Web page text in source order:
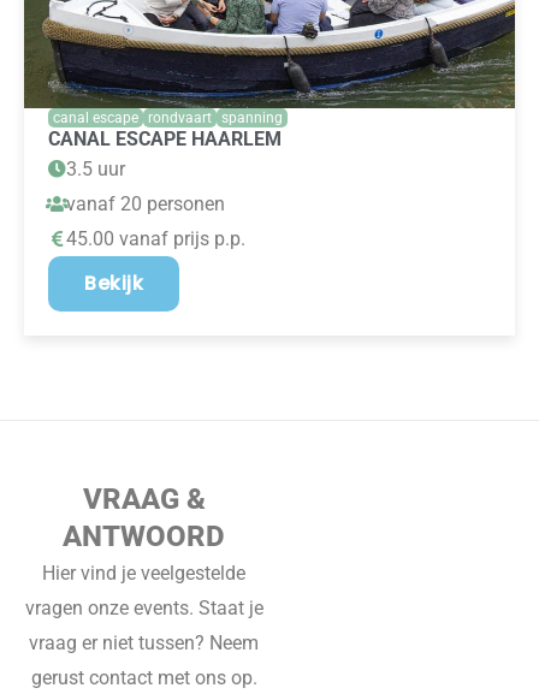
canal escape rondvaart spanning
CANAL ESCAPE HAARLEM
3.5 uur
vanaf 20 personen
45.00 vanaf prijs p.p.
Bekijk
VRAAG &
ANTWOORD
Hier vind je veelgestelde
vragen onze events. Staat je
vraag er niet tussen? Neem
gerust contact met ons op.